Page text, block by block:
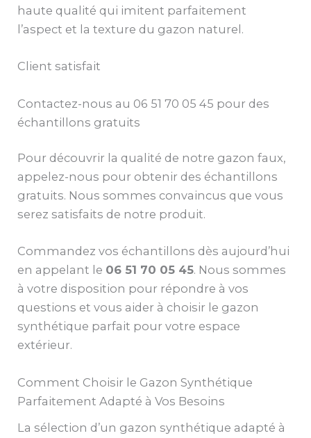
haute qualité qui imitent parfaitement
l’aspect et la texture du gazon naturel.
Client satisfait
Contactez-nous au 06 51 70 05 45 pour des
échantillons gratuits
Pour découvrir la qualité de notre gazon faux,
appelez-nous pour obtenir des échantillons
gratuits. Nous sommes convaincus que vous
serez satisfaits de notre produit.
Commandez vos échantillons dès aujourd’hui
en appelant le 06 51 70 05 45. Nous sommes
à votre disposition pour répondre à vos
questions et vous aider à choisir le gazon
synthétique parfait pour votre espace
extérieur.
Comment Choisir le Gazon Synthétique
Parfaitement Adapté à Vos Besoins
La sélection d’un gazon synthétique adapté à